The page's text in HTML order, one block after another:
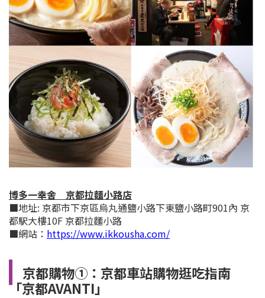
博多一幸舍 京都拉麵小路店
■地址: 京都市下京區烏丸通鹽小路下東鹽小路町901內 京
都駅大樓10F 京都拉麵小路
■網站： https://www.ikkousha.com/
京都購物①： 京都車站購物逛吃指南
「京都AVANTI」